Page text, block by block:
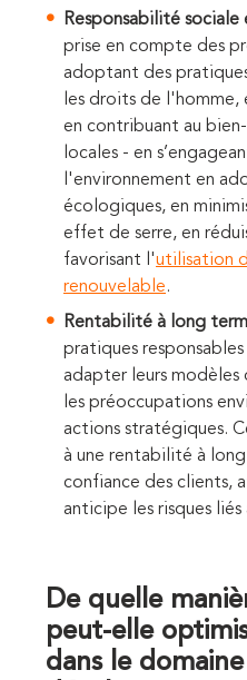
Responsabilité
prise en compte des
adoptant des
les droits de l'homme,
en contribuant au
locales - en
l'environnement en
écologiques, en
effet de serre, en
favorisant l'utilisation
renouvelable.
Rentabilité à long
pratiques
adapter leurs
les préoccupations
actions stratégiques.
à une rentabilité à
confiance des clients,
anticipe les risques
De quelle
peut-elle
dans le